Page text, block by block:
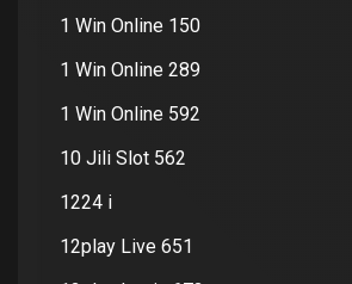
1 Win Online 150
1 Win Online 289
1 Win Online 592
10 Jili Slot 562
1224 i
12play Live 651